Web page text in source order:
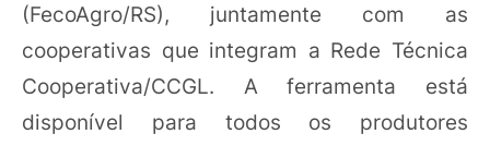
(FecoAgro/RS), juntamente com as
cooperativas que integram a Rede Técnica
Cooperativa/CCGL. A ferramenta está
disponível para todos os produtores